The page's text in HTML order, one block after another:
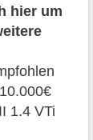
hier um
1.4 VTi